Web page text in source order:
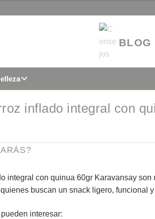
BLOG
inflado integral con
integral con quinua 60gr Karavansay son
buscan un snack ligero, funcional
interesar: